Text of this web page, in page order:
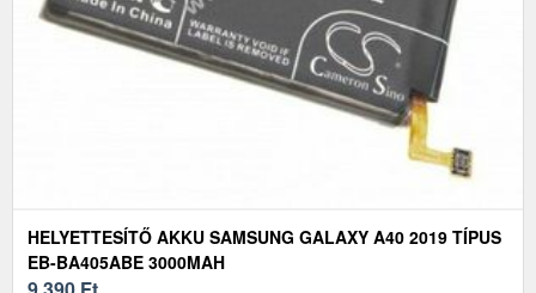
HELYETTESÍTŐ AKKU SAMSUNG GALAXY A40 2019 TÍPUS
EB-BA405ABE 3000MAH